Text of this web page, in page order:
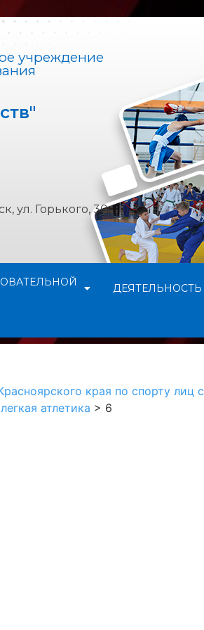
учреждение
ул. Горького, 30
ДЕЯТЕЛЬНОСТЬ
края по спорту лиц с
атлетика > 6